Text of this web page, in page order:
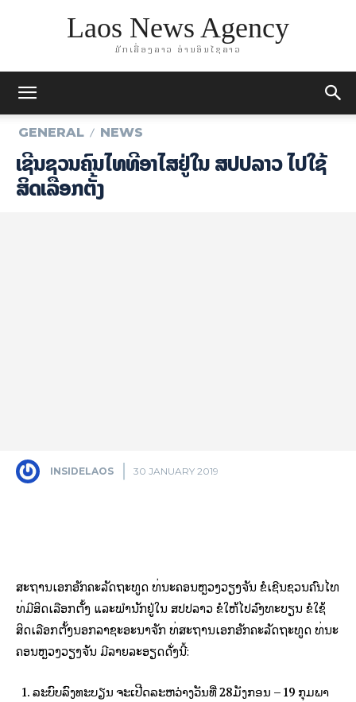
Laos News Agency
ມັກເລື່ອງລາວ ອ່ານອິນໄຊລາວ
GENERAL NEWS
ເຊີນຊວນຄົນໄທທີ່ອາ​ໄສຢູ່ໃນ ສປປລາວ ໄປໃຊ້
ສິດເລືອກຕັ້ງ
INSIDELAOS 30 JANUARY 2019
ສະ​ຖານ​ເອກ​ອັກ​ຄະ​ລັດ​ຖະ​ທູດ ທີ່​ນະ​ຄອນ​ຫຼວງວຽງ​ຈັນ ຂໍ​ເຊີນ​ຊວນ​ຄົນ​ໄທ
ທີ່​ມີ​ສິດ​ເລືອກ​ຕັ້ງ ແລະ​ພຳ​ນັກ​ຢູ່​ໃນ ສ​ປ​ປ​ລາວ ຂໍ​ໃຫ້​ໄປ​ລົງ​ທະ​ບຽນ​ ຂໍ​ໃຊ້​
ສິດ​ເລືອກ​ຕັ້ງ​ນອກ​ລາ​ຊະ​ອະ​ນາ​ຈັກ ​ທີ່ສະ​ຖານ​ເອກ​ອັກ​ຄະ​ລັດ​ຖະ​ທູດ ທີ່​ນະ​
ຄອນ​ຫຼວງວຽງ​ຈັນ ມີ​ລາຍ​ລະ​ອຽດ​ດັ່ງ​ນີ້:
ລະ​ບົບ​ລົງ​ທະ​ບຽນ ຈະ​ເປີດ​ລະ​ຫວ່າງວັນ​ທີ່ 28ມັງ​ກອນ – 19 ກຸມ​ພາ